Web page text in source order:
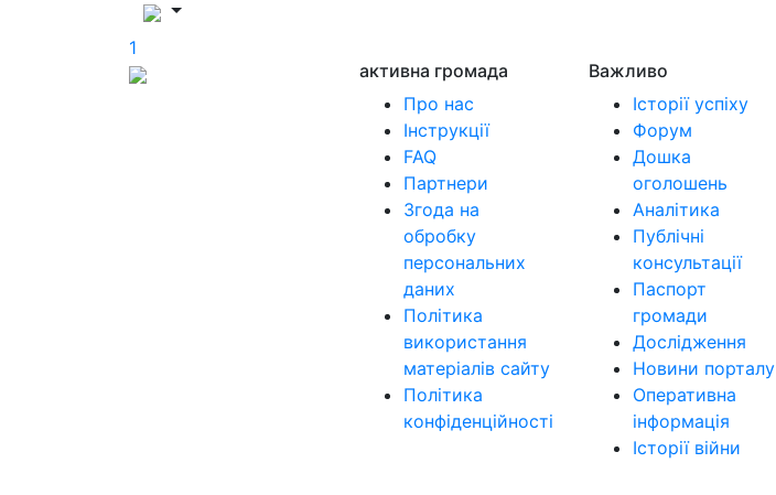
1
активна громада
Про нас
Інструкції
FAQ
Партнери
Згода на
обробку
персональних
даних
Політика
використання
матеріалів сайту
Політика
конфіденційності
Важливо
Історії успіху
Форум
Дошка
оголошень
Аналітика
Публічні
консультації
Паспорт
громади
Дослідження
Новини порталу
Оперативна
інформація
Історії війни